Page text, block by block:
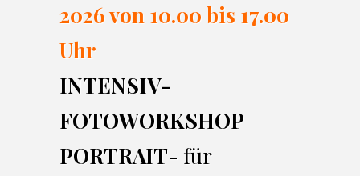
2026 von 10.00 bis 17.00
Uhr
INTENSIV-
FOTOWORKSHOP
PORTRAIT- für